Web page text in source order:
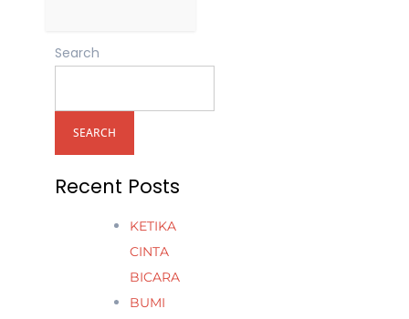
Search
SEARCH
Recent Posts
KETIKA
CINTA
BICARA
BUMI